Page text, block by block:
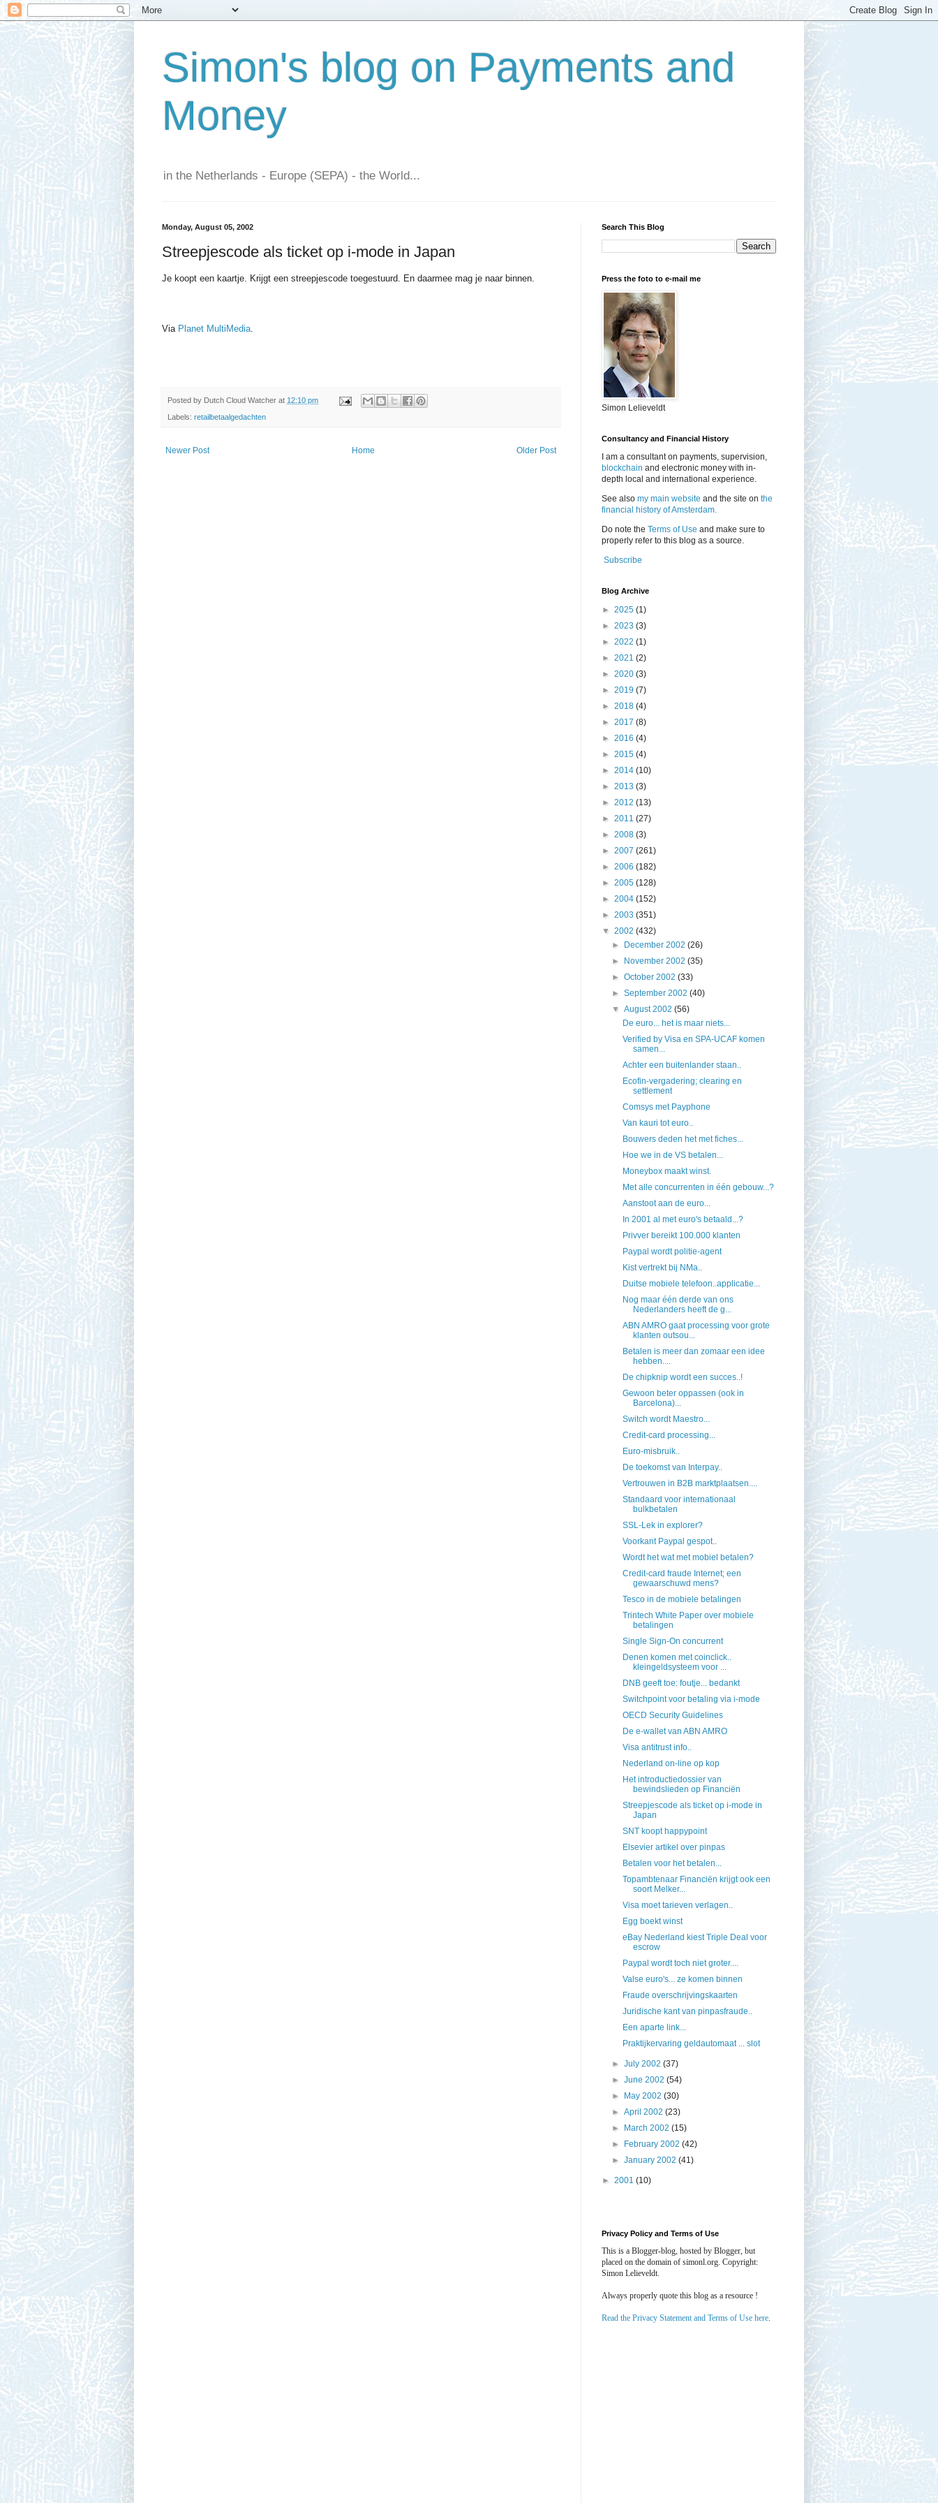
Simon's blog on Payments and
Money
in the Netherlands - Europe (SEPA) - the World...
Monday, August 05, 2002
Streepjescode als ticket op i-mode in Japan
Je koopt een kaartje. Krijgt een streepjescode toegestuurd. En daarmee mag je naar binnen.
Via Planet MultiMedia.
Posted by Dutch Cloud Watcher at 12:10 pm
Labels: retailbetaalgedachten
Newer Post Older Post
Home
Search This Blog
Press the foto to e-mail me
Simon Lelieveldt
Consultancy and Financial History
I am a consultant on payments, supervision,
blockchain and electronic money with in-
depth local and international experience.
See also my main website and the site on the
financial history of Amsterdam.
Do note the Terms of Use and make sure to
properly refer to this blog as a source.
Subscribe
Blog Archive
► 2025 (1)
► 2023 (3)
► 2022 (1)
► 2021 (2)
► 2020 (3)
► 2019 (7)
► 2018 (4)
► 2017 (8)
► 2016 (4)
► 2015 (4)
► 2014 (10)
► 2013 (3)
► 2012 (13)
► 2011 (27)
► 2008 (3)
► 2007 (261)
► 2006 (182)
► 2005 (128)
► 2004 (152)
► 2003 (351)
▼ 2002 (432)
►
December 2002(26)
►
November 2002(35)
►October 2002(33)
►September 2002(40)
▼August 2002(56)
De euro... het is maar niets...
Verified by Visa en SPA-UCAF komen
samen...
Achter een buitenlander staan..
Ecofin-vergadering; clearing en
settlement
Comsys met Payphone
Van kauri tot euro..
Bouwers deden het met fiches...
Hoe we in de VS betalen...
Moneybox maakt winst.
Met alle concurrenten in één gebouw...?
Aanstoot aan de euro...
In 2001 al met euro's betaald...?
Privver bereikt 100.000 klanten
Paypal wordt politie-agent
Kist vertrekt bij NMa..
Duitse mobiele telefoon..applicatie...
Nog maar één derde van ons
Nederlanders heeft de g...
ABN AMRO gaat processing voor grote
klanten outsou...
Betalen is meer dan zomaar een idee
hebben....
De chipknip wordt een succes..!
Gewoon beter oppassen (ook in
Barcelona)...
Switch wordt Maestro...
Credit-card processing...
Euro-misbruik..
De toekomst van Interpay..
Vertrouwen in B2B marktplaatsen....
Standaard voor internationaal
bulkbetalen
SSL-Lek in explorer?
Voorkant Paypal gespot..
Wordt het wat met mobiel betalen?
Credit-card fraude Internet; een
gewaarschuwd mens?
Tesco in de mobiele betalingen
Trintech White Paper over mobiele
betalingen
Single Sign-On concurrent
Denen komen met coinclick..
kleingeldsysteem voor ...
DNB geeft toe: foutje... bedankt
Switchpoint voor betaling via i-mode
OECD Security Guidelines
De e-wallet van ABN AMRO
Visa antitrust info..
Nederland on-line op kop
Het introductiedossier van
bewindslieden op Financiën
Streepjescode als ticket op i-mode in
Japan
SNT koopt happypoint
Elsevier artikel over pinpas
Betalen voor het betalen...
Topambtenaar Financiën krijgt ook een
soort Melker...
Visa moet tarieven verlagen..
Egg boekt winst
eBay Nederland kiest Triple Deal voor
escrow
Paypal wordt toch niet groter....
Valse euro's... ze komen binnen
Fraude overschrijvingskaarten
Juridische kant van pinpasfraude..
Een aparte link...
Praktijkervaring geldautomaat ... slot
►July 2002(37)
►June 2002(54)
►
May 2002(30)
►April 2002(23)
►
March 2002(15)
►
February 2002(42)
►January 2002(41)
► 2001 (10)
Privacy Policy and Terms of Use
This is a Blogger-blog, hosted by Blogger, but
placed on the domain of simonl.org. Copyright:
Simon Lelieveldt.
Always properly quote this blog as a resource !
Read the Privacy Statement and Terms of Use here.